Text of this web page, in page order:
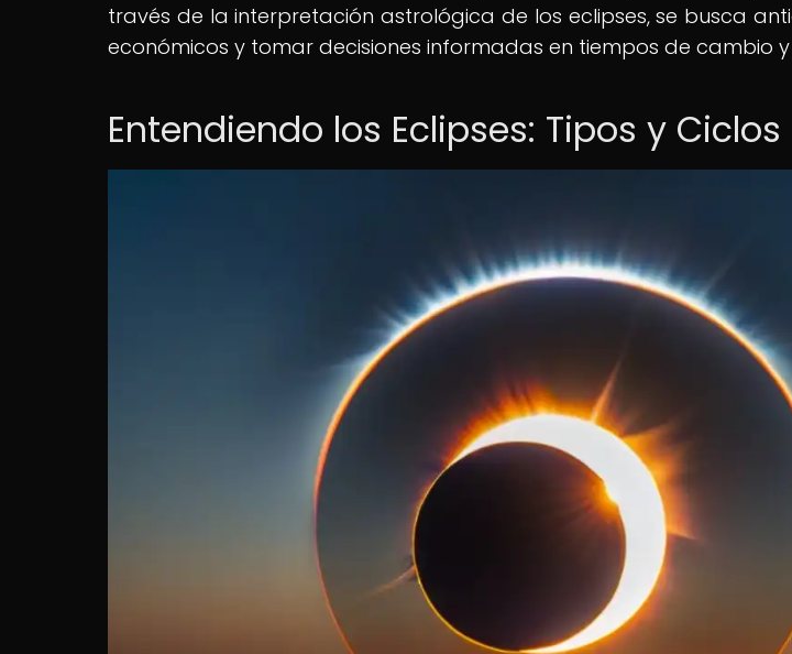
través de la interpretación astrológica de los eclipses, se busca
económicos y tomar decisiones informadas en tiempos de cambio
Entendiendo los Eclipses: Tipos y Ciclos